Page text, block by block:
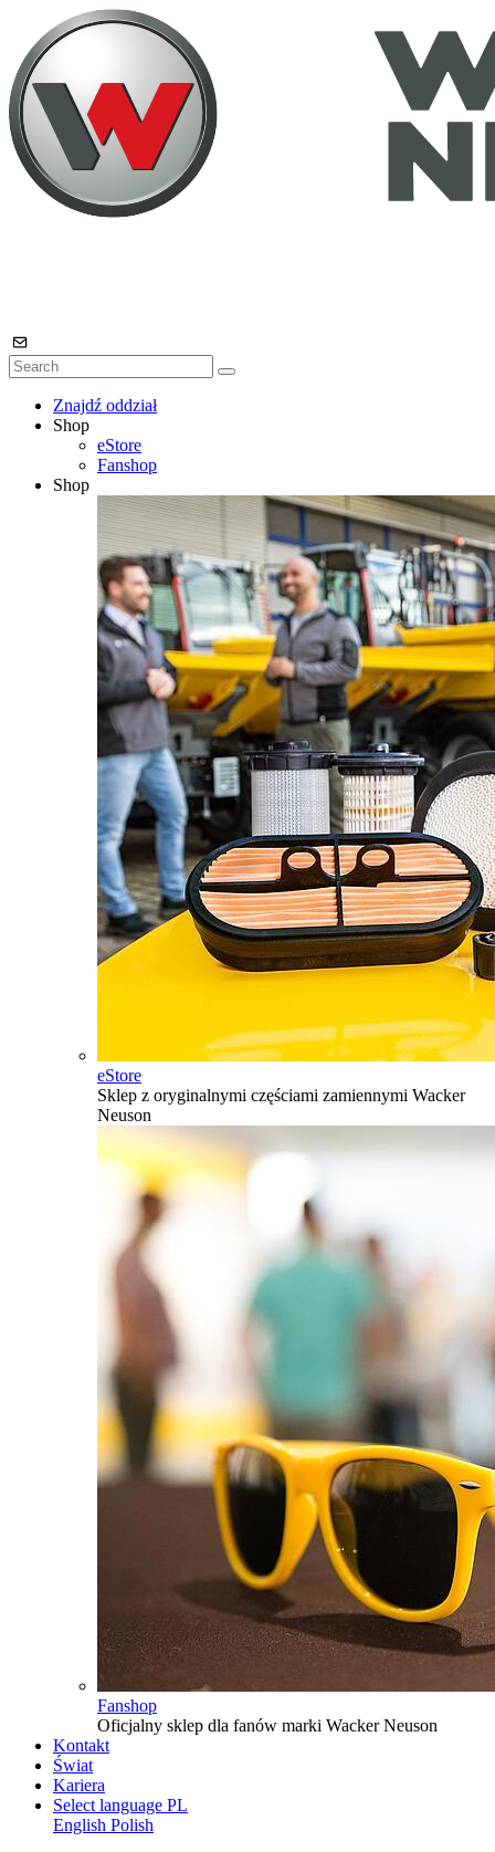
Znajdź oddział
Shop
eStore
Fanshop
Shop
eStore
Sklep z oryginalnymi częściami zamiennymi Wacker
Neuson
Fanshop
Oficjalny sklep dla fanów marki Wacker Neuson
Kontakt
Świat
Kariera
Select language PL
English Polish